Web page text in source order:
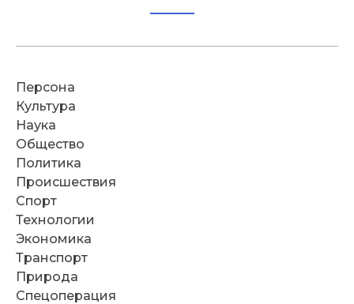
Персона
Культура
Наука
Общество
Политика
Происшествия
Спорт
Технологии
Экономика
Транспорт
Природа
Спецоперация